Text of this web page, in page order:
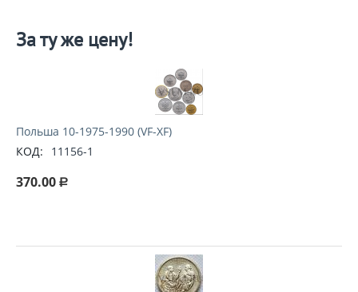
За ту же цену!
Польша 10-1975-1990 (VF-XF)
КОД:
11156-1
370.00 Р